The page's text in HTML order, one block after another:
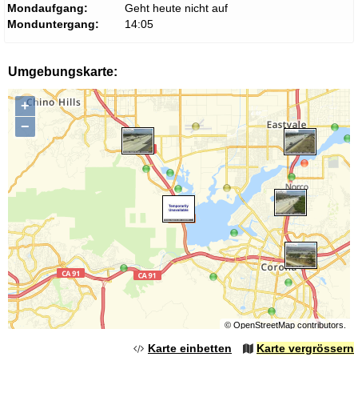
Mondaufgang:
Geht heute nicht auf
Monduntergang:
14:05
Umgebungskarte:
+
−
© OpenStreetMapcontributors.
Karte einbetten Karte vergrössern